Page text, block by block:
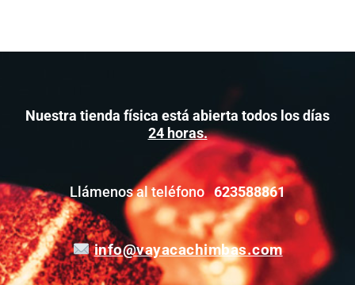
Nuestra tienda física está abierta todos los días
24 horas.
Llámenos al teléfono623588861
info@vayacachimbas.com